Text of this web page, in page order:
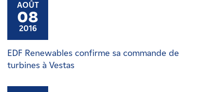
AOÛT
08
2016
EDF Renewables confirme sa commande de
turbines à Vestas